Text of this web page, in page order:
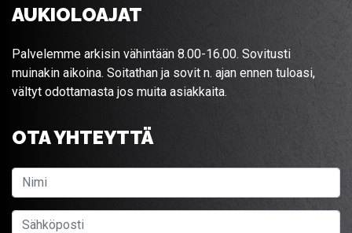
AUKIOLOAJAT
Palvelemme arkisin vähintään 8.00-16.00. Sovitusti
muinakin aikoina. Soitathan ja sovit n. ajan ennen tuloasi,
vältyt odottamasta jos muita asiakkaita.
OTA YHTEYTTÄ